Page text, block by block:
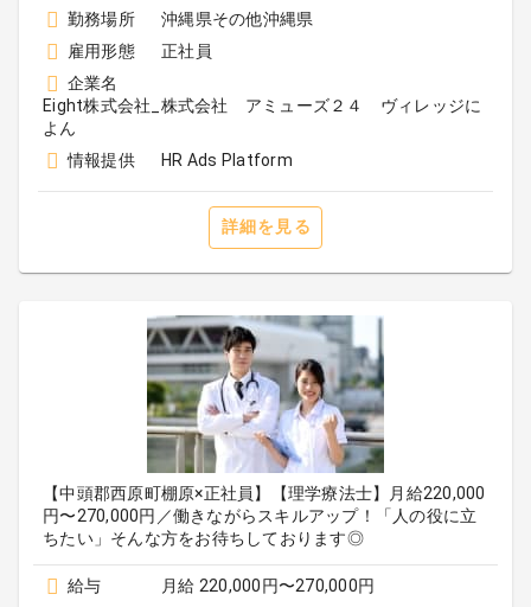
勤務場所
沖縄県その他沖縄県
雇用形態
正社員
企業名
Eight株式会社_株式会社 アミューズ２４ ヴィレッジに
よん
情報提供
HR Ads Platform
詳細を見る
【中頭郡西原町棚原×正社員】【理学療法士】月給220,000
円〜270,000円／働きながらスキルアップ！「人の役に立
ちたい」そんな方をお待ちしております◎
給与
月給 220,000円〜270,000円